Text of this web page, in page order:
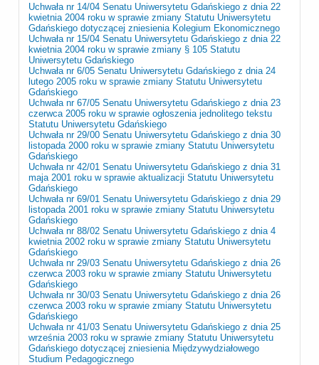
Uchwała nr 14/04 Senatu Uniwersytetu Gdańskiego z dnia 22
kwietnia 2004 roku w sprawie zmiany Statutu Uniwersytetu
Gdańskiego dotyczącej zniesienia Kolegium Ekonomicznego
Uchwała nr 15/04 Senatu Uniwersytetu Gdańskiego z dnia 22
kwietnia 2004 roku w sprawie zmiany § 105 Statutu
Uniwersytetu Gdańskiego
Uchwała nr 6/05 Senatu Uniwersytetu Gdańskiego z dnia 24
lutego 2005 roku w sprawie zmiany Statutu Uniwersytetu
Gdańskiego
Uchwała nr 67/05 Senatu Uniwersytetu Gdańskiego z dnia 23
czerwca 2005 roku w sprawie ogłoszenia jednolitego tekstu
Statutu Uniwersytetu Gdańskiego
Uchwała nr 29/00 Senatu Uniwersytetu Gdańskiego z dnia 30
listopada 2000 roku w sprawie zmiany Statutu Uniwersytetu
Gdańskiego
Uchwała nr 42/01 Senatu Uniwersytetu Gdańskiego z dnia 31
maja 2001 roku w sprawie aktualizacji Statutu Uniwersytetu
Gdańskiego
Uchwała nr 69/01 Senatu Uniwersytetu Gdańskiego z dnia 29
listopada 2001 roku w sprawie zmiany Statutu Uniwersytetu
Gdańskiego
Uchwała nr 88/02 Senatu Uniwersytetu Gdańskiego z dnia 4
kwietnia 2002 roku w sprawie zmiany Statutu Uniwersytetu
Gdańskiego
Uchwała nr 29/03 Senatu Uniwersytetu Gdańskiego z dnia 26
czerwca 2003 roku w sprawie zmiany Statutu Uniwersytetu
Gdańskiego
Uchwała nr 30/03 Senatu Uniwersytetu Gdańskiego z dnia 26
czerwca 2003 roku w sprawie zmiany Statutu Uniwersytetu
Gdańskiego
Uchwała nr 41/03 Senatu Uniwersytetu Gdańskiego z dnia 25
września 2003 roku w sprawie zmiany Statutu Uniwersytetu
Gdańskiego dotyczącej zniesienia Międzywydziałowego
Studium Pedagogicznego